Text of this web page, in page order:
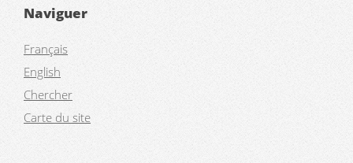
Naviguer
Français
English
Chercher
Carte du site